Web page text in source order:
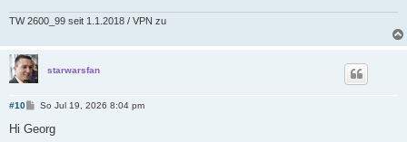
TW 2600_99 seit 1.1.2018 / VPN zu
starwarsfan
#10
B
i
So Jul 19, 2026 8:04 pm
Hi Georg